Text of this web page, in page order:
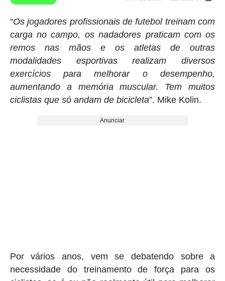
“Os jogadores profissionais de futebol treinam com
carga no campo, os nadadores praticam com os
remos nas mãos e os atletas de outras
modalidades esportivas realizam diversos
exercícios para melhorar o desempenho,
aumentando a memória muscular. Tem muitos
ciclistas que só andam de bicicleta”. Mike Kolin.
Anunciar
Por vários anos, vem se debatendo sobre a
necessidade do treinamento de força para os